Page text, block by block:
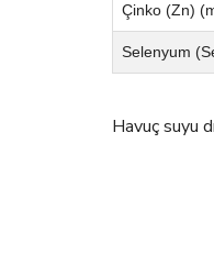
Çinko (Zn)
Selenyum
Havuç suyu